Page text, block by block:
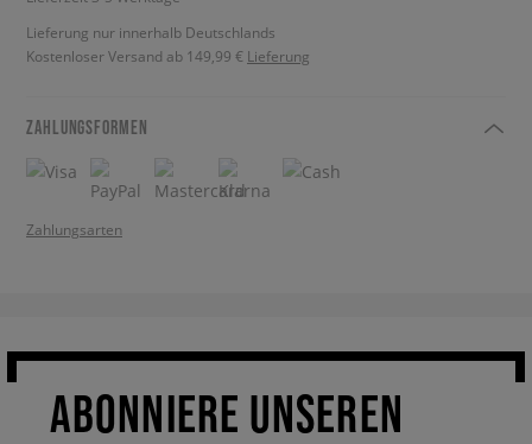
Lieferung nur innerhalb Deutschlands
Kostenloser Versand ab 149,99 € Lieferung
ZAHLUNGSFORMEN
Zahlungsarten
ABONNIERE UNSEREN